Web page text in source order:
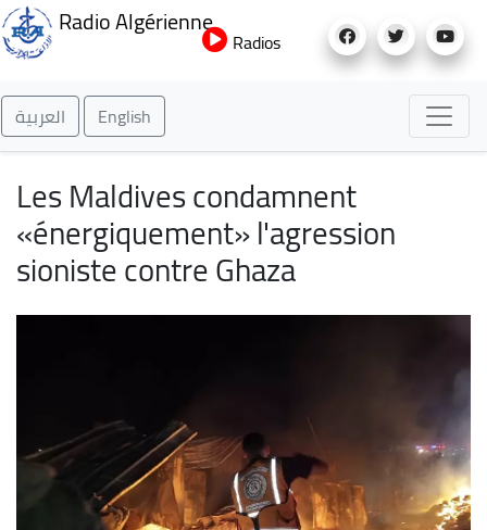
au
Radio Algérienne
Radios
العربية English
Les Maldives condamnent
«énergiquement» l'agression
sioniste contre Ghaza